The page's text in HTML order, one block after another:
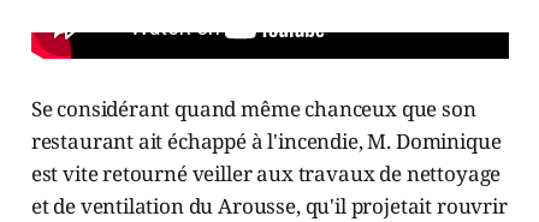
Se considérant quand même chanceux que son
restaurant ait échappé à l'incendie, M. Dominique
est vite retourné veiller aux travaux de nettoyage
et de ventilation du Arousse, qu'il projetait rouvrir